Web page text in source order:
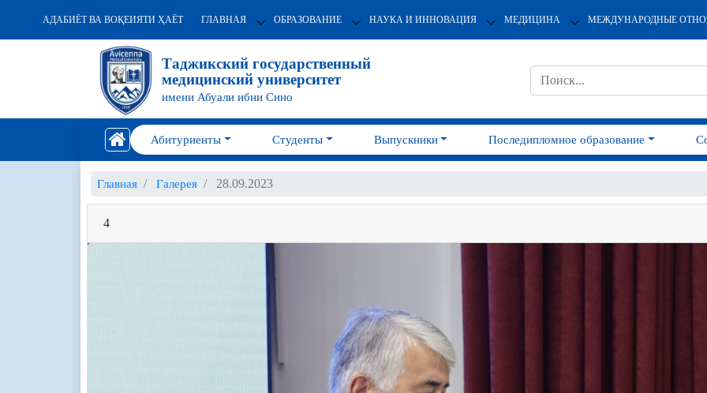
АДАБИЁТ ВА ВОҚЕИЯТИ ҲАЁТ ГЛАВНАЯ ОБРАЗОВАНИЕ НАУКА И ИННОВАЦИЯ МЕДИЦИНА МЕЖДУНАРОДНЫЕ
Таджикский государственный
медицинский университет
имени Абуали ибни Сино
Абитуриенты Студенты Выпускники Последипломное образование
Главная Галерея 28.09.2023
4